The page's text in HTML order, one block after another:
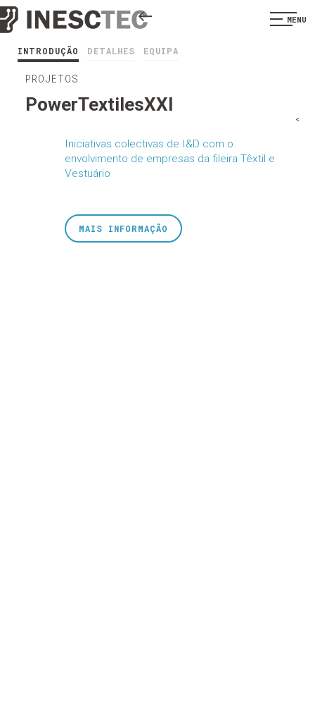
MENU
INTRODUÇÃO DETALHES EQUIPA
PROJETOS
PowerTextilesXXI
Iniciativas colectivas de I&D com o
envolvimento de empresas da fileira Têxtil e
Vestuário
<
MAIS INFORMAÇÃO